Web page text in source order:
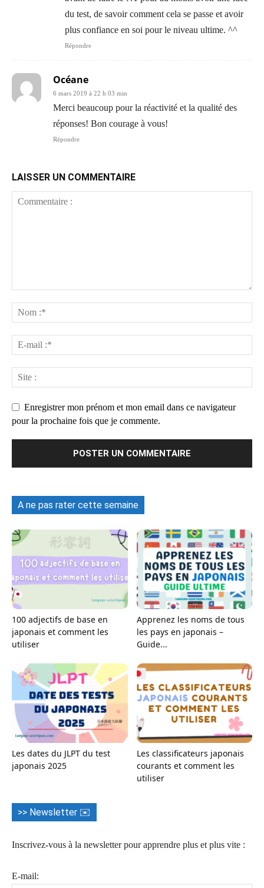
du test, de savoir comment cela se passe et avoir
plus confiance en soi pour le niveau ultime. ^^
Répondre
Océane
6 mars 2019 à 22 h 03 min
Merci beaucoup pour la réactivité et la qualité des
réponses! Bon courage à vous!
Répondre
LAISSER UN COMMENTAIRE
Enregistrer mon prénom et mon email dans ce navigateur
pour la prochaine fois que je commente.
A ne pas rater cette semaine
100 adjectifs de base en
japonais et comment les
utiliser
Apprenez les noms de tous
les pays en japonais –
Guide...
Les dates du JLPT du test
japonais 2025
Les classificateurs japonais
courants et comment les
utiliser
>> Newsletter ✉️
Inscrivez-vous à la newsletter pour apprendre plus et plus vite :
E-mail: